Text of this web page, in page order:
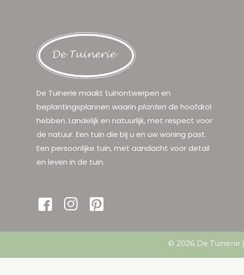
De Tuinerie maakt tuinontwerpen en
beplantingsplannen waarin planten de hoofdrol
hebben. Landelijk en natuurlijk, met respect voor
de natuur. Een tuin die bij u en uw woning past.
Een persoonlijke tuin, met aandacht voor detail
en leven in de tuin.
© 2026 De Tuinerie |